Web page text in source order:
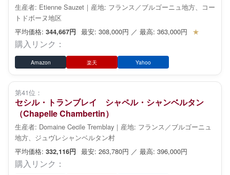
生産者: Etienne Sauzet｜産地: フランス／ブルゴーニュ地方、コー
トドボーヌ地区
平均価格: 344,667円 最安: 308,000円 ／ 最高: 363,000円 ★
購入リンク：
Amazon 楽天 Yahoo
第41位：
セシル・トランブレイ シャペル・シャンベルタン
（Chapelle Chambertin）
生産者: Domaine Cecile Tremblay｜産地: フランス／ブルゴーニュ
地方、ジュヴレシャンベルタン村
平均価格: 332,116円 最安: 263,780円 ／ 最高: 396,000円
購入リンク：